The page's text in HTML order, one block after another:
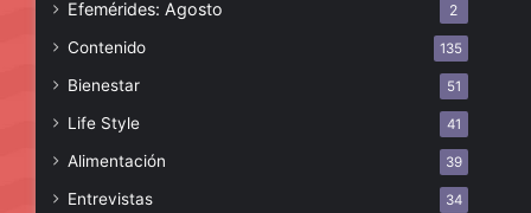
Efemérides: Agosto 2
Contenido 135
Bienestar 51
Life Style 41
Alimentación 39
Entrevistas 34